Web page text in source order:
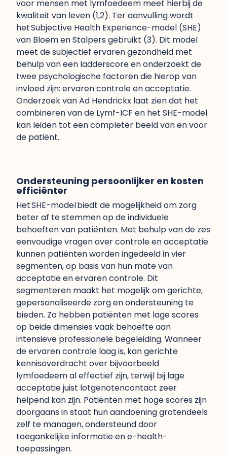
voor mensen met lymfoedeem meet hierbij de
kwaliteit van leven (1,2). Ter aanvulling wordt
het Subjective Health Experience-model (SHE)
van Bloem en Stalpers gebruikt (3). Dit model
meet de subjectief ervaren gezondheid met
behulp van een ladderscore en onderzoekt de
twee psychologische factoren die hierop van
invloed zijn: ervaren controle en acceptatie.
Onderzoek van Ad Hendrickx laat zien dat het
combineren van de Lymf-ICF en het SHE-model
kan leiden tot een completer beeld van en voor
de patiënt.
Ondersteuning persoonlijker en kosten
efficiënter
Het SHE-model biedt de mogelijkheid om zorg
beter af te stemmen op de individuele
behoeften van patiënten. Met behulp van de zes
eenvoudige vragen over controle en acceptatie
kunnen patiënten worden ingedeeld in vier
segmenten, op basis van hun mate van
acceptatie en ervaren controle. Dit
segmenteren maakt het mogelijk om gerichte,
gepersonaliseerde zorg en ondersteuning te
bieden. Zo hebben patiënten met lage scores
op beide dimensies vaak behoefte aan
intensieve professionele begeleiding. Wanneer
de ervaren controle laag is, kan gerichte
kennisoverdracht over bijvoorbeeld
lymfoedeem al effectief zijn, terwijl bij lage
acceptatie juist lotgenotencontact zeer
helpend kan zijn. Patiënten met hoge scores zijn
doorgaans in staat hun aandoening grotendeels
zelf te managen, ondersteund door
toegankelijke informatie en e-health-
toepassingen.